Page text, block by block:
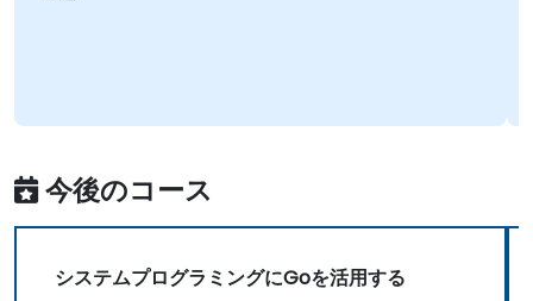
今後のコース
システムプログラミングにGoを活用する